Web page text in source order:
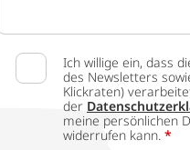
Ich willige ein, dass
des Newsletters
Klickraten)
der
meine persönlichen
widerrufen kann. *